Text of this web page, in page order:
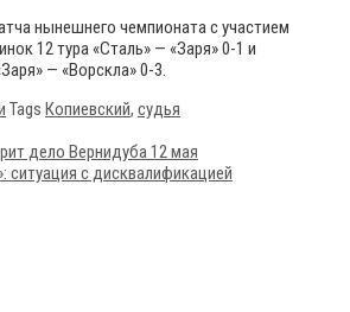
нынешнего чемпионата с участием
12 тура «Сталь» — «Заря» 0-1 и
— «Ворскла» 0-3.
Tags Копиевский, судья
дело Вернидуба 12 мая
ситуация с дисквалификацией